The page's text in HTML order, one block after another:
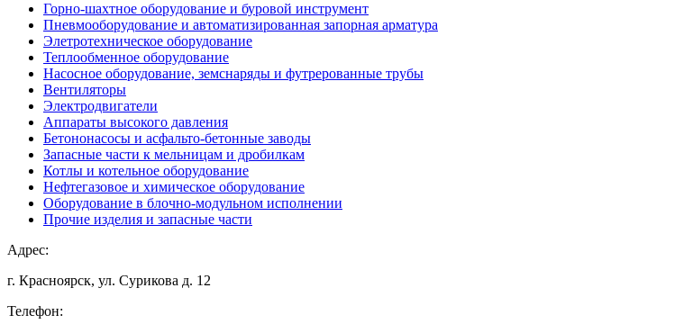
Горно-шахтное оборудование и буровой инструмент
Пневмооборудование и автоматизированная запорная арматура
Элетротехническое оборудование
Теплообменное оборудование
Насосное оборудование, земснаряды и футрерованные трубы
Вентиляторы
Электродвигатели
Аппараты высокого давления
Бетононасосы и асфальто-бетонные заводы
Запасные части к мельницам и дробилкам
Котлы и котельное оборудование
Нефтегазовое и химическое оборудование
Оборудование в блочно-модульном исполнении
Прочие изделия и запасные части
Адрес:
г. Красноярск, ул. Сурикова д. 12
Телефон: